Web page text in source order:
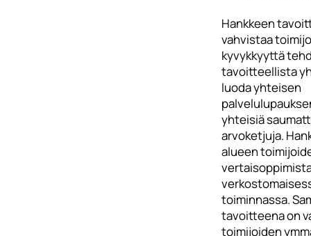
Hankkeen
vahvistaa
kyvykkyyttä
tavoitteellista
luoda yhteisen
yhteisiä
arvoketjuja.
alueen
toiminnassa.
tavoitteena on
toimijoiden